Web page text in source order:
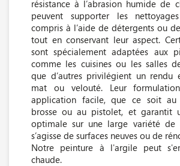
résistance à l’abrasion humide de
peuvent supporter les
compris à l’aide de détergents ou
tout en conservant leur aspect.
sont spécialement adaptées aux
comme les cuisines ou les salles
que d’autres privilégient un rendu
mat ou velouté. Leur
application facile, que ce soit
brosse ou au pistolet, et garantit
optimale sur une large variété de
s’agisse de surfaces neuves ou de
Notre peinture à l'argile peut
chaude.